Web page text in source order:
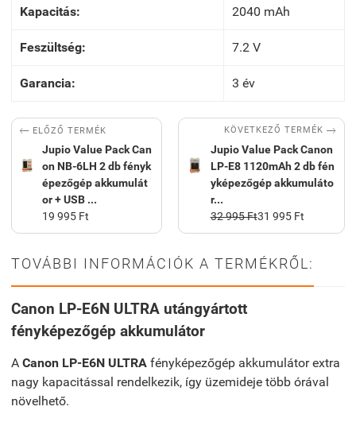
Kapacitás: 2040 mAh
Feszültség: 7.2 V
Garancia: 3 év
 ELŐZŐ TERMÉK
Jupio Value Pack Can
on NB-6LH 2 db fényk
épezőgép akkumulát
or + USB ...
19 995 Ft
KÖVETKEZŐ TERMÉK 
Jupio Value Pack Canon
LP-E8 1120mAh 2 db fén
yképezőgép akkumuláto
r...
32 995 Ft31 995 Ft
TOVÁBBI INFORMÁCIÓK A TERMÉKRŐL:
Canon LP-E6N ULTRA utángyártott
fényképezőgép akkumulátor
A Canon LP-E6N ULTRA fényképezőgép akkumulátor extra
nagy kapacitással rendelkezik, így üzemideje több órával
növelhető.